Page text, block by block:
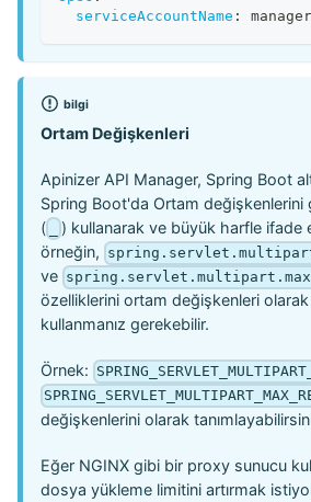
serviceAccountName : manager
bilgi
Ortam Değişkenleri
Apinizer API Manager, Spring Boot alt
Spring Boot'da Ortam değişkenlerini
(
) kullanarak ve büyük harfle ifade
örneğin,
ve
özelliklerini ortam değişkenleri
kullanmanız gerekebilir.
Örnek:
değişkenlerini olarak
Eğer NGINX gibi bir proxy sunucu
dosya yükleme limitini artırmak